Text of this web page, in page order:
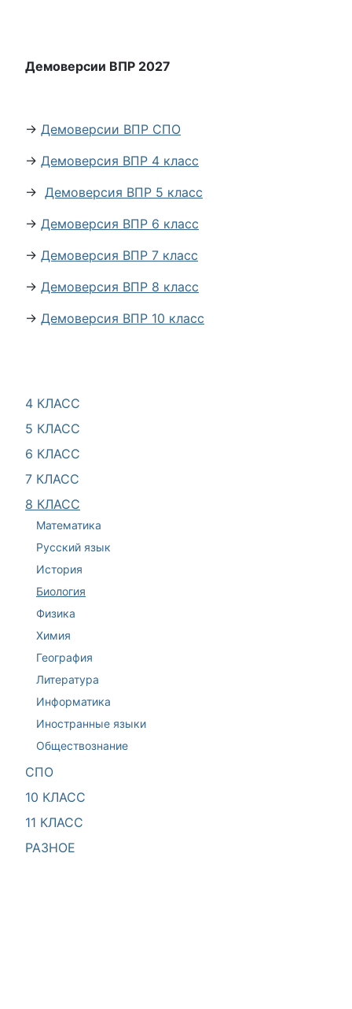
4 КЛАСС
5 КЛАСС
6 КЛАСС
7 КЛАСС
8 КЛАСС
Математика
Русский язык
История
Биология
Физика
Химия
География
Литература
Информатика
Иностранные языки
Обществознание
СПО
10 КЛАСС
11 КЛАСС
РАЗНОЕ
Демоверсии ВПР 2027
→ Демоверсии ВПР СПО
→ Демоверсия ВПР 4 класс
→ Демоверсия ВПР 5 класс
→ Демоверсия ВПР 6 класс
→ Демоверсия ВПР 7 класс
→ Демоверсия ВПР 8 класс
→ Демоверсия ВПР 10 класс